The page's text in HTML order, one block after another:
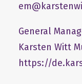
General
​Karsten Witt
https://